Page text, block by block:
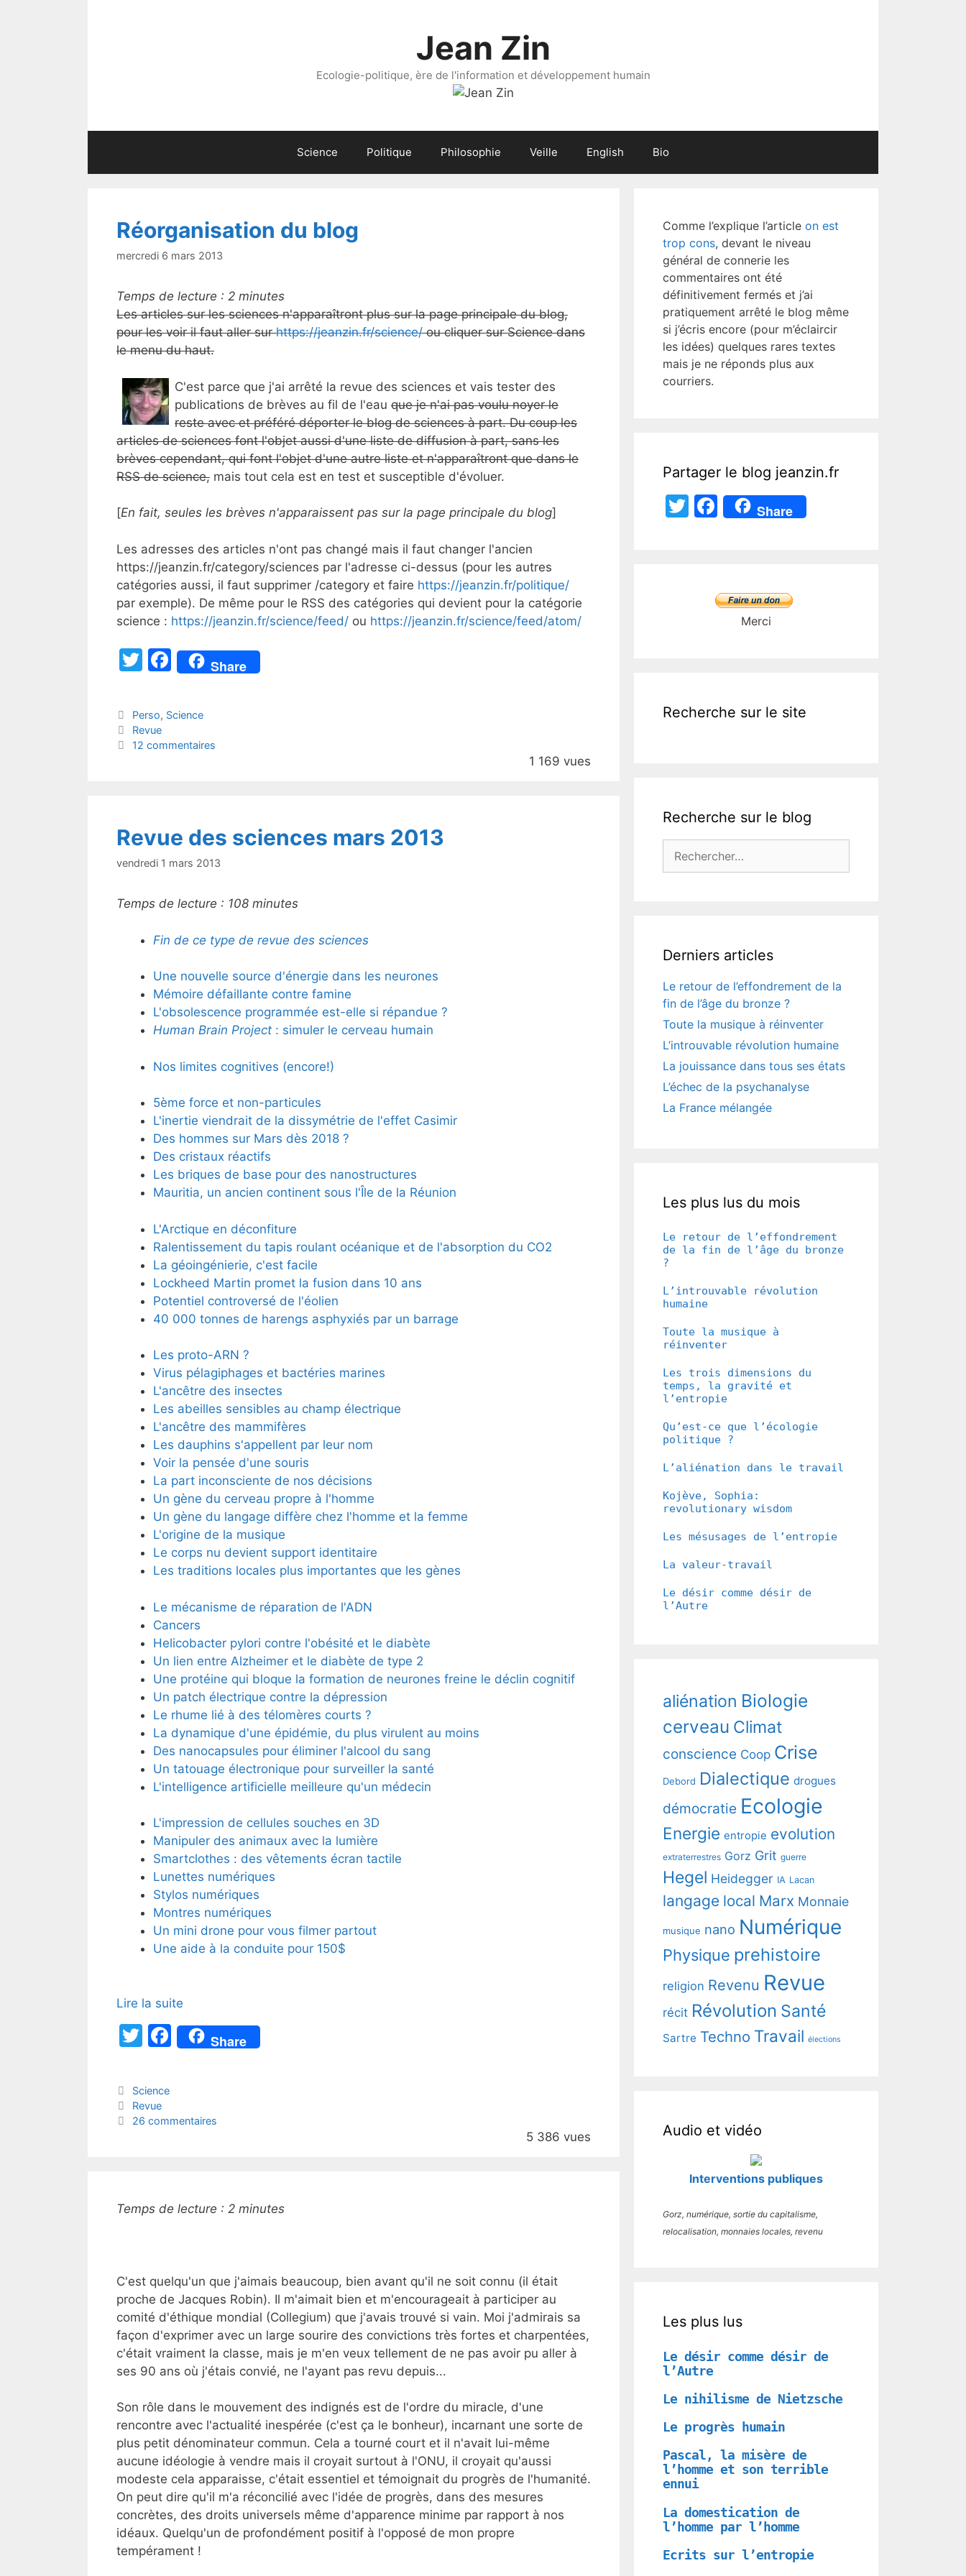
Jean Zin
Ecologie-politique, ère de l'information et développement humain
Science Politique Philosophie Veille English Bio
Réorganisation du blog
mercredi 6 mars 2013
Temps de lecture : 2 minutes
Les articles sur les sciences n'apparaîtront plus sur la page principale du blog,
pour les voir il faut aller surhttps://jeanzin.fr/science/ou cliquer sur Science dans
le menu du haut.
C'est parce que j'ai arrêté la revue des sciences et vais tester des
publications de brèves au fil de l'eau que je n'ai pas voulu noyer le
reste avec et préféré déporter le blog de sciences à part. Du coup les
articles de sciences font l'objet aussi d'une liste de diffusion à part, sans les
brèves cependant, qui font l'objet d'une autre liste et n'apparaîtront que dans le
RSS de science, mais tout cela est en test et susceptible d'évoluer.
[En fait, seules les brèves n'apparaissent pas sur la page principale du blog]
Les adresses des articles n'ont pas changé mais il faut changer l'ancien
https://jeanzin.fr/category/sciences par l'adresse ci-dessus (pour les autres
catégories aussi, il faut supprimer /category et faire https://jeanzin.fr/politique/
par exemple). De même pour le RSS des catégories qui devient pour la catégorie
science : https://jeanzin.fr/science/feed/ ou https://jeanzin.fr/science/feed/atom/
T
itt
er
F
a
c
e
b
Share
Catégories
Perso, Science
Étiquettes
Revue
12 commentaires
1 169 vues
Revue des sciences mars 2013
vendredi 1 mars 2013
Temps de lecture : 108 minutes
Fin de ce type de revue des sciences
Une nouvelle source d'énergie dans les neurones
Mémoire défaillante contre famine
L'obsolescence programmée est-elle si répandue ?
Human Brain Project : simuler le cerveau humain
Nos limites cognitives (encore!)
5ème force et non-particules
L'inertie viendrait de la dissymétrie de l'effet Casimir
Des hommes sur Mars dès 2018 ?
Des cristaux réactifs
Les briques de base pour des nanostructures
Mauritia, un ancien continent sous l'Île de la Réunion
L'Arctique en déconfiture
Ralentissement du tapis roulant océanique et de l'absorption du CO2
La géoingénierie, c'est facile
Lockheed Martin promet la fusion dans 10 ans
Potentiel controversé de l'éolien
40 000 tonnes de harengs asphyxiés par un barrage
Les proto-ARN ?
Virus pélagiphages et bactéries marines
L'ancêtre des insectes
Les abeilles sensibles au champ électrique
L'ancêtre des mammifères
Les dauphins s'appellent par leur nom
Voir la pensée d'une souris
La part inconsciente de nos décisions
Un gène du cerveau propre à l'homme
Un gène du langage diffère chez l'homme et la femme
L'origine de la musique
Le corps nu devient support identitaire
Les traditions locales plus importantes que les gènes
Le mécanisme de réparation de l'ADN
Cancers
Helicobacter pylori contre l'obésité et le diabète
Un lien entre Alzheimer et le diabète de type 2
Une protéine qui bloque la formation de neurones freine le déclin cognitif
Un patch électrique contre la dépression
Le rhume lié à des télomères courts ?
La dynamique d'une épidémie, du plus virulent au moins
Des nanocapsules pour éliminer l'alcool du sang
Un tatouage électronique pour surveiller la santé
L'intelligence artificielle meilleure qu'un médecin
L'impression de cellules souches en 3D
Manipuler des animaux avec la lumière
Smartclothes : des vêtements écran tactile
Lunettes numériques
Stylos numériques
Montres numériques
Un mini drone pour vous filmer partout
Une aide à la conduite pour 150$
Lire la suite
T
itt
er
F
a
b
Share
Catégories
Science
Étiquettes
Revue
26 commentaires
5 386 vues
Temps de lecture : 2 minutes
C'est quelqu'un que j'aimais beaucoup, bien avant qu'il ne soit connu (il était
proche de Jacques Robin). Il m'aimait bien et m'encourageait à participer au
comité d'éthique mondial (Collegium) que j'avais trouvé si vain. Moi j'admirais sa
façon d'exprimer avec un large sourire des convictions très fortes et charpentées,
c'était vraiment la classe, mais je m'en veux tellement de ne pas avoir pu aller à
ses 90 ans où j'étais convié, ne l'ayant pas revu depuis...
Son rôle dans le mouvement des indignés est de l'ordre du miracle, d'une
rencontre avec l'actualité inespérée (c'est ça le bonheur), incarnant une sorte de
plus petit dénominateur commun. Cela a tourné court et il n'avait lui-même
aucune idéologie à vendre mais il croyait surtout à l'ONU, il croyait qu'aussi
modeste cela apparaisse, c'était essentiel et témoignait du progrès de l'humanité.
On peut dire qu'il m'a réconcilié avec l'idée de progrès, dans des mesures
concrètes, des droits universels même d'apparence minime par rapport à nos
idéaux. Quelqu'un de profondément positif à l'opposé de mon propre
tempérament !
Comme l’explique l’article on est
trop cons, devant le niveau
général de connerie les
commentaires ont été
définitivement fermés et j’ai
pratiquement arrêté le blog même
si j’écris encore (pour m’éclaircir
les idées) quelques rares textes
mais je ne réponds plus aux
courriers.
Partager le blog jeanzin.fr
T
F
b
Share
Merci
Recherche sur le site
Recherche sur le blog
Derniers articles
Le retour de l’effondrement de la
fin de l’âge du bronze ?
Toute la musique à réinventer
L’introuvable révolution humaine
La jouissance dans tous ses états
L’échec de la psychanalyse
La France mélangée
Les plus lus du mois
Le retour de l’effondrement
de la fin de l’âge du bronze
?
L’introuvable révolution
humaine
Toute la musique à
réinventer
Les trois dimensions du
temps, la gravité et
l’entropie
Qu’est-ce que l’écologie
politique ?
L’aliénation dans le travail
Kojève, Sophia:
revolutionary wisdom
Les mésusages de l’entropie
La valeur-travail
Le désir comme désir de
l’Autre
aliénation Biologie
cerveau Climat
conscience Coop Crise
Debord Dialectique drogues
démocratie Ecologie
Energie entropie evolution
extraterrestres Gorz Grit guerre
Hegel Heidegger IA Lacan
langage local Marx Monnaie
musique nano Numérique
Physique prehistoire
religion Revenu Revue
récit Révolution Santé
Sartre Techno Travail élections
Audio et vidéo
Interventions publiques
Gorz, numérique, sortie du capitalisme,
relocalisation, monnaies locales, revenu
Les plus lus
Le désir comme désir de
l’Autre
Le nihilisme de Nietzsche
Le progrès humain
Pascal, la misère de
l’homme et son terrible
ennui
La domestication de
l’homme par l’homme
Ecrits sur l’entropie